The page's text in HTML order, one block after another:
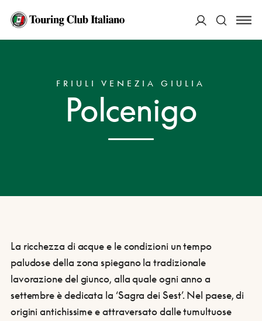
HOME
FRIULI VENEZIA GIULIA
Polcenigo
La ricchezza di acque e le condizioni un tempo
paludose della zona spiegano la tradizionale
lavorazione del giunco, alla quale ogni anno a
settembre è dedicata la ‘Sagra dei Sest’. Nel paese, di
origini antichissime e attraversato dalle tumultuose